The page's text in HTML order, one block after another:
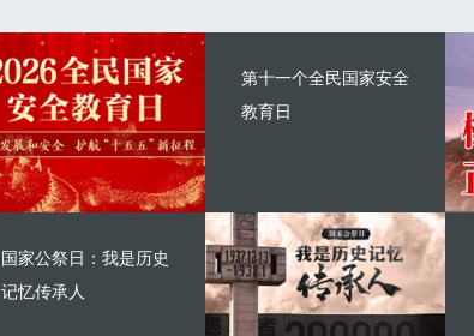
第十一个全民国家安全
教育日
国家公祭日：我是历史
记忆传承人